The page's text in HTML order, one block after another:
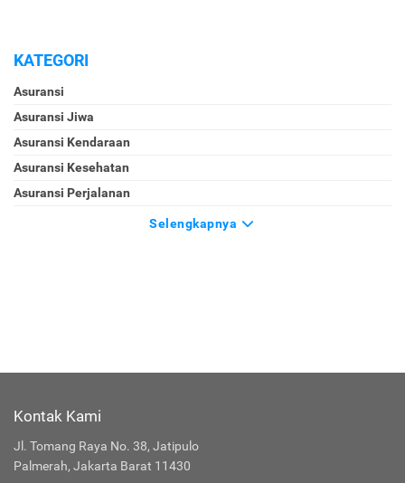
KATEGORI
Asuransi
Asuransi Jiwa
Asuransi Kendaraan
Asuransi Kesehatan
Asuransi Perjalanan
Selengkapnya
Kontak Kami
Jl. Tomang Raya No. 38, Jatipulo
Palmerah, Jakarta Barat 11430